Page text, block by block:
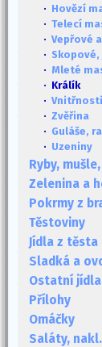
· Hovězí
· Telecí
· Vepřové
· Skopové,
· Mleté
· Králík
· Vnitřnosti
· Zvěřina
· Guláše,
· Uzeniny
Ryby,
Zelenina a
Pokrmy z
Těstoviny
Jídla z těsta
Sladká a
Ostatní jídla
Přílohy
Omáčky
Saláty,